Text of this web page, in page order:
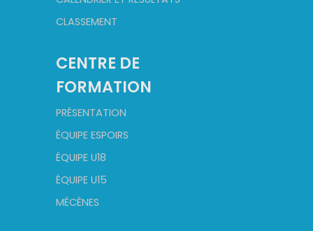
CLASSEMENT
CENTRE DE
FORMATION
PRÉSENTATION
ÉQUIPE ESPOIRS
ÉQUIPE U18
ÉQUIPE U15
MÉCÈNES